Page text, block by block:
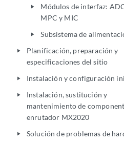
play_arrow
Módulos de interfaz:
MPC y MIC
play_arrow Subsistema de
play_arrow
Planificación, preparación y
especificaciones del sitio
play_arrow Instalación y configuración
play_arrow
Instalación, sustitución y
mantenimiento de
enrutador MX2020
play_arrow Solución de problemas de